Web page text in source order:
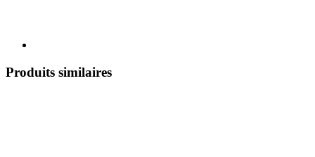
Produits similaires